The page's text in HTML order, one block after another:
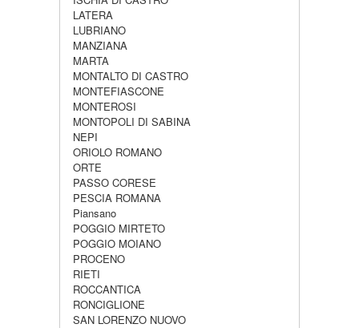
LATERA
LUBRIANO
MANZIANA
MARTA
MONTALTO DI CASTRO
MONTEFIASCONE
MONTEROSI
MONTOPOLI DI SABINA
NEPI
ORIOLO ROMANO
ORTE
PASSO CORESE
PESCIA ROMANA
Piansano
POGGIO MIRTETO
POGGIO MOIANO
PROCENO
RIETI
ROCCANTICA
RONCIGLIONE
SAN LORENZO NUOVO